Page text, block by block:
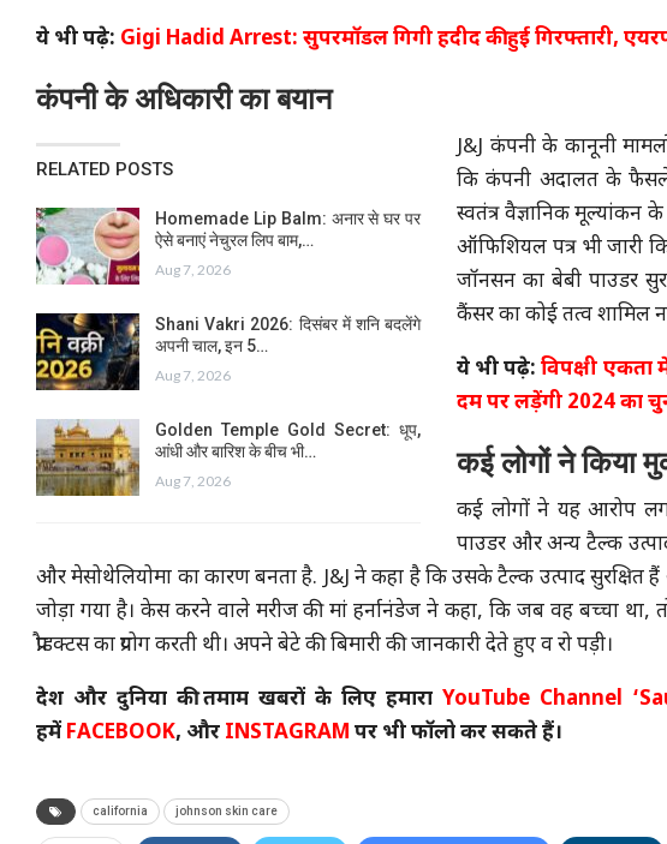
ये भी पढ़े: Gigi Hadid Arrest: सुपरमॉडल गिगी हदीद की हुई गिरफ्तारी,
कंपनी के अधिकारी का बयान
RELATED POSTS
Homemade Lip Balm: अनार से घर पर
ऐसे बनाएं नेचुरल लिप बाम,…
Aug 7, 2026
Shani Vakri 2026: दिसंबर में शनि बदलेंगे
अपनी चाल, इन 5…
Aug 7, 2026
Golden Temple Gold Secret: धूप,
आंधी और बारिश के बीच भी…
Aug 7, 2026
J&J कंपनी के कानूनी
कि कंपनी अदालत के
स्वतंत्र वैज्ञानिक
ऑफिशियल पत्र भी जारी
जॉनसन का बेबी पाउडर
कैंसर का कोई तत्व शामिल
ये भी पढ़े:विपक्षी एकता
दम पर लड़ेंगी 2024 का
कई लोगों ने किया
कई लोगों ने यह आरोप
पाउडर और अन्य टैल्क
और मेसोथेलियोमा का कारण बनता है. J&J ने कहा है कि उसके टैल्क उत्पाद सुरक्षित
जोड़ा गया है। केस करने वाले मरीज की मां हर्नानंडेज ने कहा, कि जब वह बच्चा था,
प्रौडक्टस का प्रयोग करती थी। अपने बेटे की बिमारी की जानकारी देते हुए व रो पड़ी।
देश और दुनिया की तमाम खबरों के लिए हमारा YouTube Channel
हमें FACEBOOK, और INSTAGRAM पर भी फॉलो कर सकते हैं।
california johnson skin care